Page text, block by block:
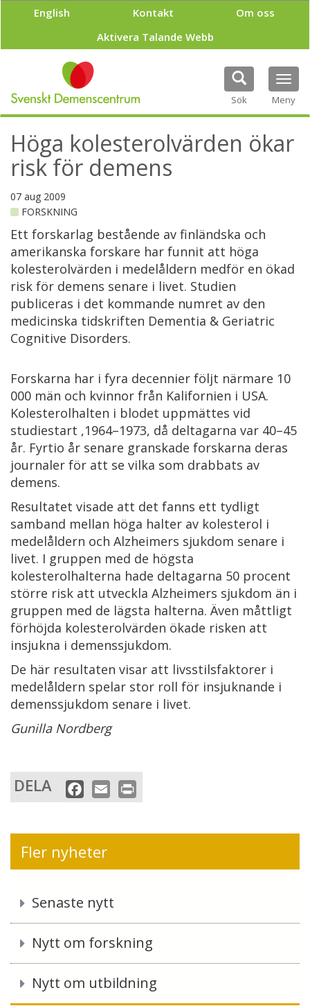
p
l
English Kontakt
Om oss
Aktivera Talande Webb
Sök Meny
Höga kolesterolvärden ökar
risk för demens
07 aug 2009
FORSKNING
Ett forskarlag bestående av finländska och
amerikanska forskare har funnit att höga
kolesterolvärden i medelåldern medför en ökad
risk för demens senare i livet. Studien
publiceras i det kommande numret av den
medicinska tidskriften Dementia & Geriatric
Cognitive Disorders.
Forskarna har i fyra decennier följt närmare 10
000 män och kvinnor från Kalifornien i USA.
Kolesterolhalten i blodet uppmättes vid
studiestart ,1964–1973, då deltagarna var 40–45
år. Fyrtio år senare granskade forskarna deras
journaler för att se vilka som drabbats av
demens.
Resultatet visade att det fanns ett tydligt
samband mellan höga halter av kolesterol i
medelåldern och Alzheimers sjukdom senare i
livet. I gruppen med de högsta
kolesterolhalterna hade deltagarna 50 procent
större risk att utveckla Alzheimers sjukdom än i
gruppen med de lägsta halterna. Även måttligt
förhöjda kolesterolvärden ökade risken att
insjukna i demenssjukdom.
De här resultaten visar att livsstilsfaktorer i
medelåldern spelar stor roll för insjuknande i
demenssjukdom senare i livet.
Gunilla Nordberg
DELA
a
b
m
r
Fler nyheter
Senaste nytt
Nytt om forskning
Nytt om utbildning